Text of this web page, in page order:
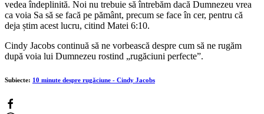
vedea îndeplinită. Noi nu trebuie să întrebăm dacă Dumnezeu vrea
ca voia Sa să se facă pe pământ, precum se face în cer, pentru că
deja știm acest lucru, citind Matei 6:10.
Cindy Jacobs continuă să ne vorbească despre cum să ne rugăm
după voia lui Dumnezeu rostind „rugăciuni perfecte”.
Subiecte: 10 minute despre rugăciune - Cindy Jacobs